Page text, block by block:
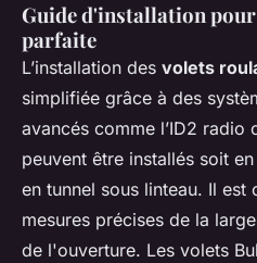
Guide d'installation
parfaite
L’installation des volets
simplifiée grâce à des
avancés comme l’ID2 radio
peuvent être installés soit
en tunnel sous linteau. Il
mesures précises de la
de l'ouverture. Les volets